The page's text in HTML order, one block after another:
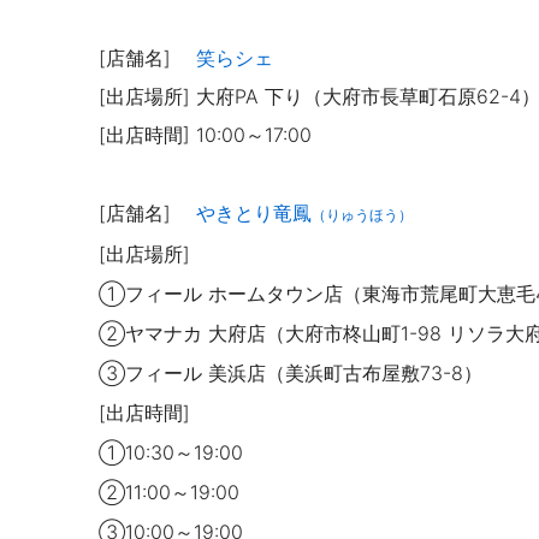
[店舗名] 笑らシェ
[出店場所] 大府PA 下り（大府市長草町石原62-4）
[出店時間] 10:00～17:00
[店舗名] やきとり竜鳳 （りゅうほう）
[出店場所]
①フィール ホームタウン店（東海市荒尾町大恵毛
②ヤマナカ 大府店（大府市柊山町1-98 リソラ大府
③フィール 美浜店（美浜町古布屋敷73-8）
[出店時間]
①10:30～19:00
②11:00～19:00
③10:00～19:00